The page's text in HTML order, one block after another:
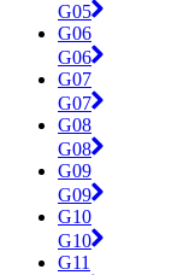
G05
G06
G06
G07
G07
G08
G08
G09
G09
G10
G10
G11